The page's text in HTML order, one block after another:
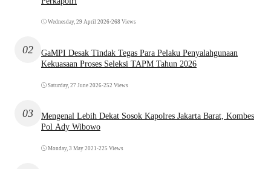
Wednesday, 29 April 2026•268 Views
02
GaMPI Desak Tindak Tegas Para Pelaku Penyalahgunaan
Kekuasaan Proses Seleksi TAPM Tahun 2026
Saturday, 27 June 2026•252 Views
03
Mengenal Lebih Dekat Sosok Kapolres Jakarta Barat, Kombes
Pol Ady Wibowo
Monday, 3 May 2021 •225 Views